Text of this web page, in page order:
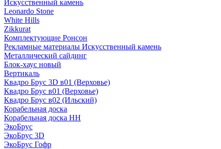
Искусственный камень
Leonardo Stone
White Hills
Zikkurat
Комплектующие Ронсон
Рекламные материалы Искусственный камень
Металлический сайдинг
Блок-хаус новый
Вертикаль
Квадро Брус 3D в01 (Верховье)
Квадро Брус в01 (Верховье)
Квадро Брус в02 (Ильский)
Корабельная доска
Корабельная доска НН
ЭкоБрус
ЭкоБрус 3D
ЭкоБрус Гофр